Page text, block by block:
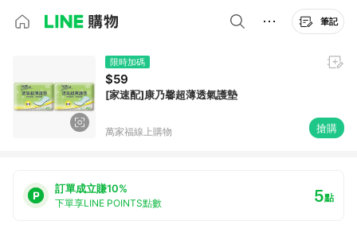
筆記
限時加碼
$59
[家速配]康乃馨超薄透氣護墊
萬家福線上購物 搶購
訂單成立賺10%
下單享LINE POINTS點數 5點